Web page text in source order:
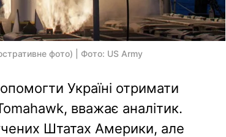
фото) | Фото: US Army
Україні отримати
вважає аналітик.
Штатах Америки, але